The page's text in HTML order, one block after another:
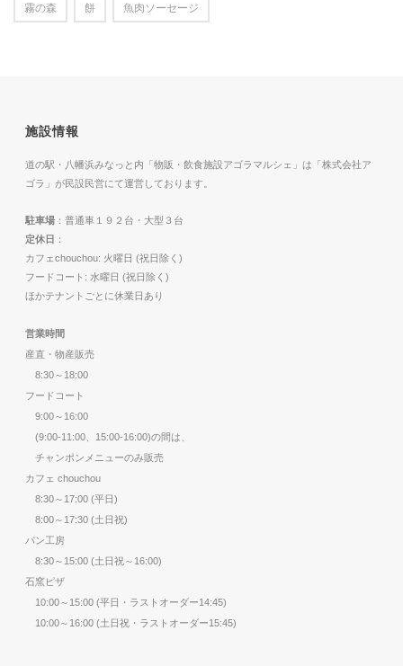
霧の森 餅 魚肉ソーセージ
施設情報
道の駅・八幡浜みなっと内「物販・飲食施設アゴラマルシェ」は「株式会社ア
ゴラ」が民設民営にて運営しております。
駐車場 ：普通車１９２台・大型３台
定休日 ：
カフェchouchou: 火曜日 (祝日除く)
フードコート: 水曜日 (祝日除く)
ほかテナントごとに休業日あり
営業時間
産直・物産販売
8:30～18:00
フードコート
9:00～16:00
(9:00-11:00、15:00-16:00)の間は、
チャンポンメニューのみ販売
カフェ chouchou
8:30～17:00 (平日)
8:00～17:30 (土日祝)
パン工房
8:30～15:00 (土日祝～16:00)
石窯ピザ
10:00～15:00 (平日・ラストオーダー14:45)
10:00～16:00 (土日祝・ラストオーダー15:45)